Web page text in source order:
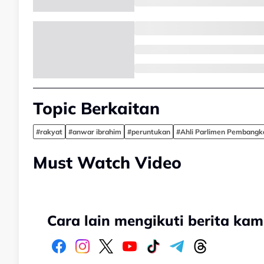
Topic Berkaitan
#rakyat #anwar ibrahim #peruntukan #Ahli Parlimen
Must Watch Video
Cara lain mengikuti berita